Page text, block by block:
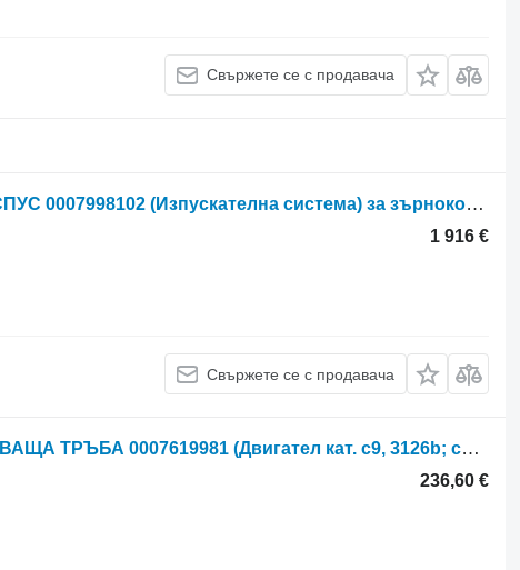
Свържете се с продавача
Заглушител Claas Lexion 600 АУСПУС 0007998102 (Изпускателна система) за зърнокомбайн Claas Lexion 600
1 916 €
Свържете се с продавача
Ауспух Claas Lexion 560 ИЗПУСКВАЩА ТРЪБА 0007619981 (Двигател кат. c9, 3126b; система RURA за зърнокомбайн Claas Lexion 560
236,60 €